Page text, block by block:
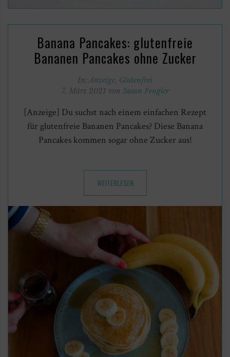
Banana Pancakes: glutenfreie
Bananen Pancakes ohne Zucker
In:Anzeige, Glutenfrei
7. März 2021 von Susan Fengler
[Anzeige] Du suchst nach einem einfachen Rezept
für glutenfreie Bananen Pancakes? Diese Banana
Pancakes kommen sogar ohne Zucker aus!
WEITERLESEN